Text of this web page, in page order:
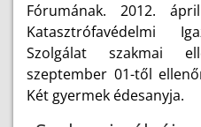
Fórumának. 2012.
Katasztrófavédelmi
Szolgálat szakmai
szeptember 01-től
Két gyermek édesanyja.